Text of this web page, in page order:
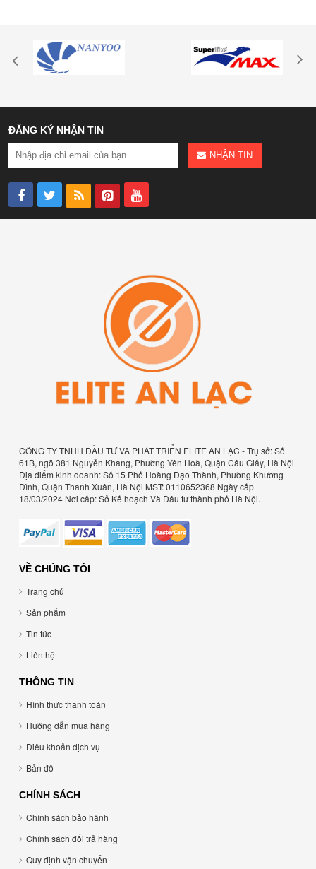
ĐĂNG KÝ NHẬN TIN
NHẬN TIN
CÔNG TY TNHH ĐẦU TƯ VÀ PHÁT TRIỂN ELITE AN LẠC - Trụ sở: Số
61B, ngõ 381 Nguyễn Khang, Phường Yên Hoà, Quận Cầu Giấy, Hà Nội
Địa điểm kinh doanh: Số 15 Phố Hoàng Đạo Thành, Phường Khương
Đình, Quận Thanh Xuân, Hà Nội MST: 0110652368 Ngày cấp
18/03/2024 Nơi cấp: Sở Kế hoạch Và Đầu tư thành phố Hà Nội.
VỀ CHÚNG TÔI
Trang chủ
Sản phẩm
Tin tức
Liên hệ
THÔNG TIN
Hình thức thanh toán
Hướng dẫn mua hàng
Điều khoản dịch vụ
Bản đồ
CHÍNH SÁCH
Chính sách bảo hành
Chính sách đổi trả hàng
Quy định vận chuyển